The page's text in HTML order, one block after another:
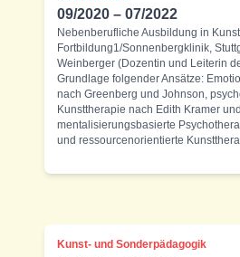
09/2020 – 07/2022
Nebenberufliche Ausbildung in
Fortbildung1/Sonnenbergklinik,
Weinberger (Dozentin und Leiterin
Grundlage folgender Ansätze:
nach Greenberg und Johnson,
Kunsttherapie nach Edith Kramer
mentalisierungsbasierte
und ressourcenorientierte
Kunst- und Sonderpädagogik